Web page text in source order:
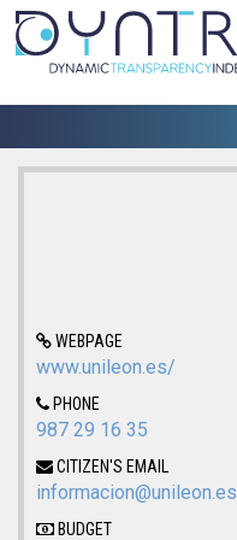
WEBPAGE
www.unileon.es/
PHONE
987 29 16 35
CITIZEN'S EMAIL
informacion@unileon.es
BUDGET